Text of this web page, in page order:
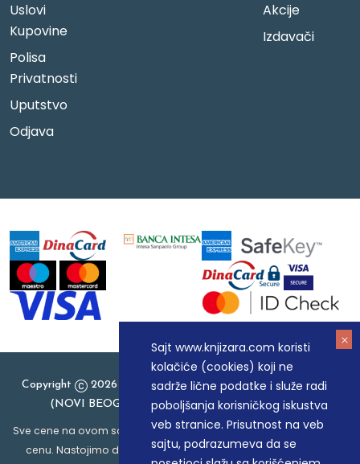
Sajt www.knjizara.com koristi
kolačiće (cookies) koji ne
sadrže lične podatke i služe radi
poboljšanja korisničkog iskustva
veb stranice. Prisutnost na veb
sajtu, podrazumeva da se
Uslovi
Kupovine
Polisa
Privatnosti
Uputstvo
Odjava
Akcije
Izdavači
Copyright
2026 Knjizara.com - MAKART DOO BEOGRAD
(NOVI BEOGRAD), PIB: 105184104, MB: 20337524
Sve cene na ovom sajtu iskazane su u dinarima. PDV je uračunat u
cenu. Nastojimo da budemo što precizniji u opisu proizvoda,